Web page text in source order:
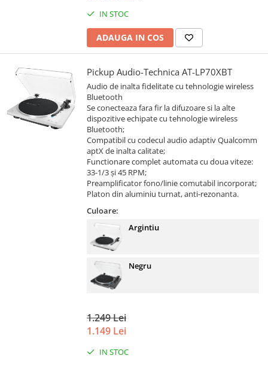
IN STOC
ADAUGA IN COS
Pickup Audio-Technica AT-LP70XBT
Audio de inalta fidelitate cu tehnologie wireless
Bluetooth
Se conecteaza fara fir la difuzoare si la alte
dispozitive echipate cu tehnologie wireless
Bluetooth;
Compatibil cu codecul audio adaptiv Qualcomm
aptX de inalta calitate;
Functionare complet automata cu doua viteze:
33-1/3 și 45 RPM;
Preamplificator fono/linie comutabil incorporat;
Platon din aluminiu turnat, anti-rezonanta.
Culoare:
Argintiu
Negru
1.249 Lei
1.149 Lei
IN STOC